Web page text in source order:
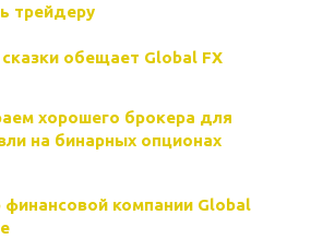
трейдеру
обещает Global FX
хорошего брокера для
на бинарных опционах
финансовой компании Global